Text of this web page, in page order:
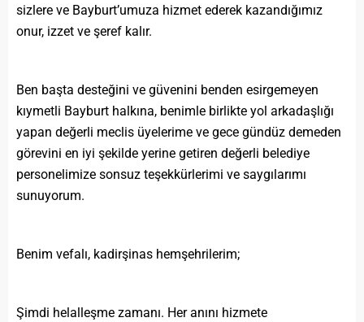
sizlere ve Bayburt’umuza hizmet ederek kazandığımız
onur, izzet ve şeref kalır.
Ben başta desteğini ve güvenini benden esirgemeyen
kıymetli Bayburt halkına, benimle birlikte yol arkadaşlığı
yapan değerli meclis üyelerime ve gece gündüz demeden
görevini en iyi şekilde yerine getiren değerli belediye
personelimize sonsuz teşekkürlerimi ve saygılarımı
sunuyorum.
Benim vefalı, kadirşinas hemşehrilerim;
Şimdi helalleşme zamanı. Her anını hizmete